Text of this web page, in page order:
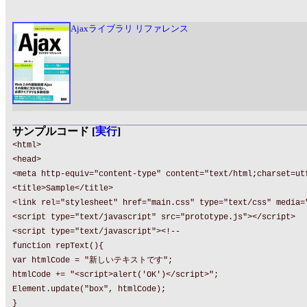
Ajaxライブラリ リファレンス
サンプルコード [実行]
<html>
<head>
<meta http-equiv="content-type" content="text/
<title>Sample</title>
<link rel="stylesheet" href="main.css" type="text/css"
<script type="text/javascript" src="prototype.js"></script>
<script type="text/javascript"><!--
function repText(){
var htmlCode = "新しいテキストです";
htmlCode += "<script>alert('OK')</script>";
Element.update("box", htmlCode);
}